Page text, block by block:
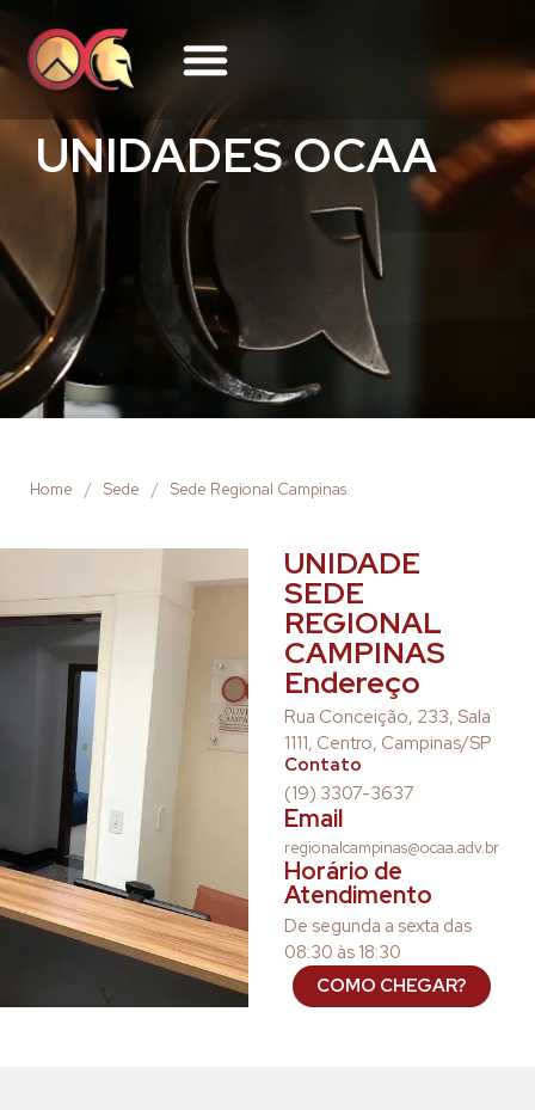
UNIDADES OCAA
Home / Sede / Sede Regional Campinas
UNIDADE
SEDE
REGIONAL
CAMPINAS
Endereço
Rua Conceição, 233, Sala
1111, Centro, Campinas/SP
Contato
(19) 3307-3637
Email
regionalcampinas@ocaa.adv.br
Horário de
Atendimento
De segunda a sexta das
08:30 às 18:30
COMO CHEGAR?